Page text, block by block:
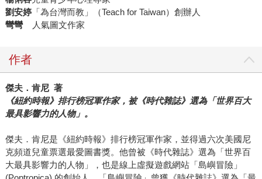
劉安婷「為台灣而教」（Teach for Taiwan）創辦人
彎彎
人氣圖文作家
作者
傑夫．肯尼 著
《紐約時報》排行榜冠軍作家，被《時代雜誌》選為「世界百大
最具影響力的人物」。
傑夫．肯尼是《紐約時報》排行榜冠軍作家，並得過六次美國尼
克頻道兒童票選最愛圖書獎。他曾被《時代雜誌》選為「世界百
大最具影響力的人物」，也是線上虛擬遊戲網站「島嶼冒險」